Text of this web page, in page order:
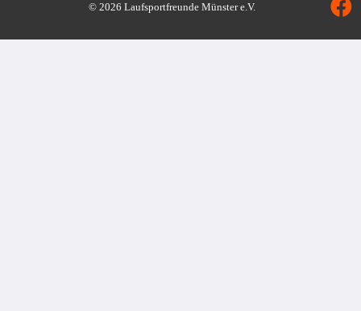
© 2026 Laufsportfreunde Münster e.V.